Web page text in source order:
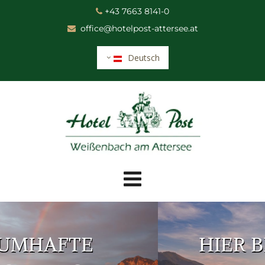
 +43 7663 8141-0
 office@hotelpost-attersee.at
Deutsch
HIER BEGINNT DER